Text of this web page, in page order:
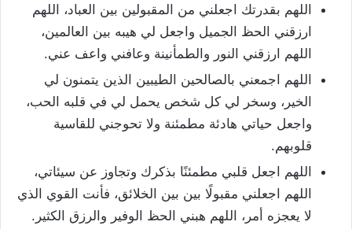
اللهم بقدرتك اجعلني من المقبولين بين العباد، اللهم
ارزقني الحظ الجميل واجعل لي هيبه بين العالمين،
اللهم ارزقني النور والطمأنينة وعافني واعف عني.
اللهم اجمعني بالصالحين الطيبين الذين يتمنون لي
الخير، وسخر لي كل شخص يحمل لي في قلبه الحب،
واجعل حياتي هادئة مطمئنة ولا تحوجني للقاسية
قلوبهم.
اللهم اجعل قلبي مطمئنًا بذكرك وتجاوز عن سيئاتي،
اللهم اجعلني مقبولًا بين بين الخلائق، فأنت القوي الذي
لا يعجزه أمر، اللهم هبني الحظ الوفير والرزق الكثير.